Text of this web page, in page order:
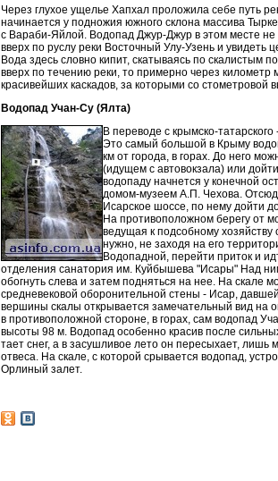
Через глухое ущелье Хапхал проложила себе путь
начинается у подножия южного склона массива
с Вараби-Яйлой. Водопад Джур-Джур в этом месте
вверх по руслу реки Восточный Улу-Узень и увидеть
Вода здесь словно кипит, скатываясь по скалистым
вверх по течению реки, то примерно через километр
красивейших каскадов, за которыми со стометровой
Водопад Учан-Су (Ялта)
В переводе с крымско-
Это самый большой в Крыму
км от города, в горах. До него
(идущем с автовокзала) или
водопаду начнется у конечной
домом-музеем А.П. Чехова.
Исарское шоссе, по нему дойти
На противоположном берегу от
ведущая к подсобному
нужно, не заходя на его
Водопадной, перейти приток и
отделения санатория им. Куйбышева "Исары" Над
обогнуть слева и затем подняться на нее. На скале
средневековой оборонительной стены - Исар,
вершины скалы открывается замечательный вид на
в противоположной стороне, в горах, сам водопад
высоты 98 м. Водопад особенно красив после
тает снег, а в засушливое лето он пересыхает, лишь
отвеса. На скале, с которой срывается водопад,
Орлиный залет.